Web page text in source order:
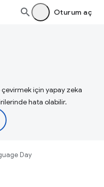
Oturum aç
için yapay zeka
hata olabilir.
Day